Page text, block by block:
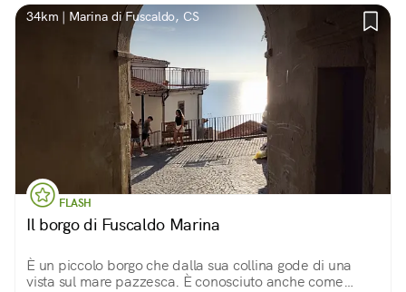
34km | Marina di Fuscaldo, CS
FLASH
Il borgo di Fuscaldo Marina
È un piccolo borgo che dalla sua collina gode di una
vista sul mare pazzesca. È conosciuto anche come